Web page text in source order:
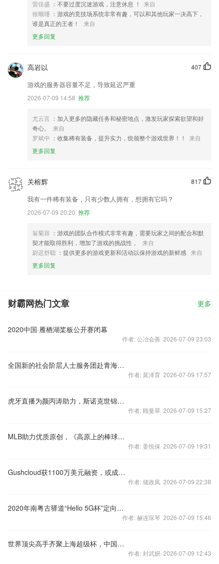
雷佳盛 ：不要过度沉迷游戏，注意休息 ！
来自
徐顺瑾 ：游戏的竞技场系统非常有趣，可以和其他玩家一决高下，
谁是真正的王者！
来自
更多回复
407
高岩以
游戏的服务器容量不足，导致延迟严重
2026-07-09 14:58 推荐
尤云言 ：加入更多的隐藏任务和秘密地点，激发玩家探索欲望和好
奇心。
来自
罗斌中 ：收集稀有装备，提升实力，统领整个游戏世界！！
来自
更多回复
817
关榕辉
我有一件稀有装备，只有少数人拥有，想拥有它吗？
2026-07-09 20:20 推荐
翁菊容 ：游戏的团队合作模式非常有趣，需要玩家之间的配合和默
契才能取得胜利，增加了游戏的挑战性，
来自
尉迟舒聪 ：提供更多的游戏更新和活动以保持游戏的新鲜感 来自
更多回复
财霸网热门文章 更多
2020中国·雁栖湖桨板公开赛闭幕
作者: 公冶会善 2026-07-09 23:03
全国新的社会阶层人士服务团赴青海考察调研：察国情、谋良策，作表率、立新功！
作者: 莫泽育 2026-07-09 17:57
虎牙直播为颜丙涛助力，斯诺克世锦赛逐渐白热化
作者: 顾曼翠 2026-07-09 15:27
MLB助力优质原创，《高原上的棒球场》获FIRST纪录片实验室入选项
作者: 姜悦保 2026-07-09 19:31
Gushcloud获1100万美元融资，或成全球最大网红公司
作者: 储政凤 2026-07-09 22:38
2020年南粤古驿道“Hello 5G杯”定向大赛总决赛（汕头·南澳岛站
作者: 赫连琛琴 2026-07-09 15:46
世界顶尖高手齐聚上海超级杯，中国移动咪咕开启冰雪运动5G直播新
作者: 封武妍 2026-07-09 12:43